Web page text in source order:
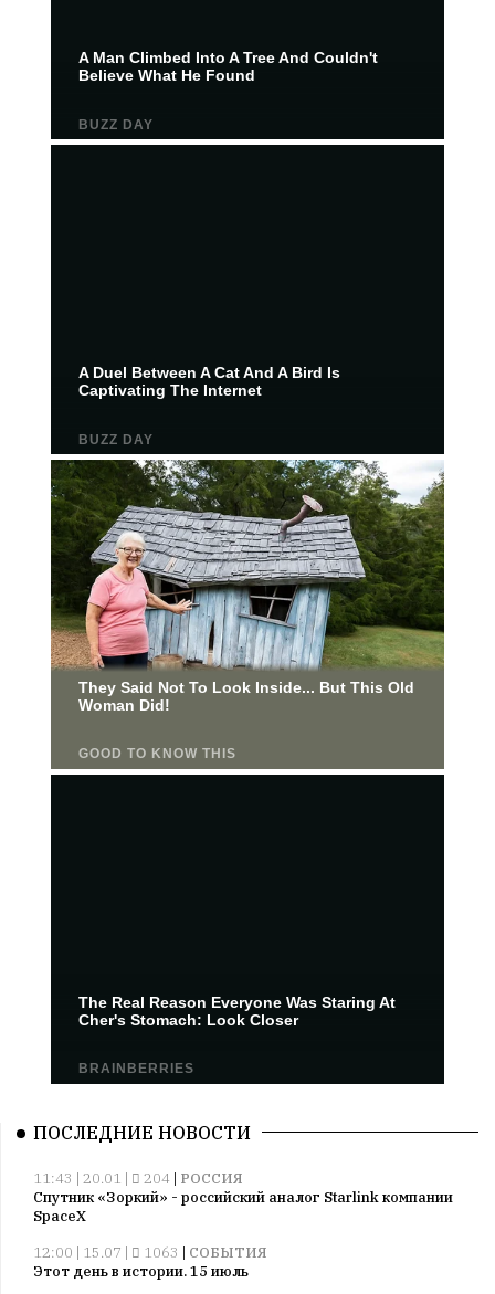
ПОСЛЕДНИЕ НОВОСТИ
11:43 | 20.01 | 204 | РОССИЯ
Спутник «Зоркий» - российский аналог Starlink компании
SpaceX
12:00 | 15.07 |
1063 | СОБЫТИЯ
Этот день в истории. 15 июль